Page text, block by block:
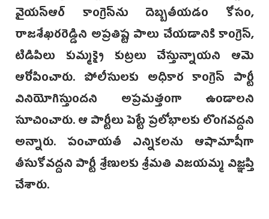
వైయస్‌ఆర్‌ కాంగ్రెస్‌ను దెబ్బతీయడం కోసం,
రాజశేఖరరెడ్డిని అప్రతిష్ట పాలు చేయడానికి కాంగ్రెస్‌,
టిడిపిలు కుమ్మక్కై కుట్రలు చేస్తున్నాయని ఆమె
ఆరోపించారు. పోలీసులకు అధికార కాంగ్రెస్‌ పార్టీ
వినియోగిస్తుందని అప్రమత్తంగా ఉండాలని
సూచించారు. ఆ పార్టీలు పెట్టే ప్రలోభాలకు లొంగవద్దని
అన్నారు. పంచాయతీ ఎన్నికలను ఆషామాషీగా
తీసుకోవద్దని పార్టీ శ్రేణులకు శ్రీమతి విజయమ్మ విజ్ఞప్తి
చేశారు.